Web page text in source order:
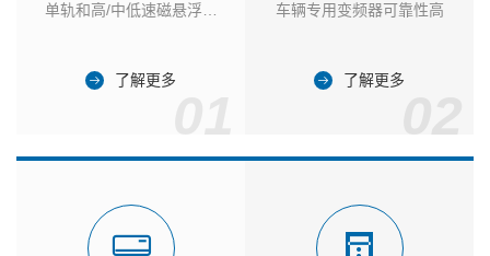
单轨和高/中低速磁悬浮列
了解更多
车辆专用变频器可靠性高
了解更多